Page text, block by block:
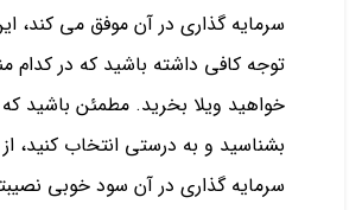
سرمایه گذاری در آن موفق می کند،
توجه کافی داشته باشید که در کدام
خواهید ویلا بخرید. مطمئن باشید که
بشناسید و به درستی انتخاب کنید،
سرمایه گذاری در آن سود خوبی